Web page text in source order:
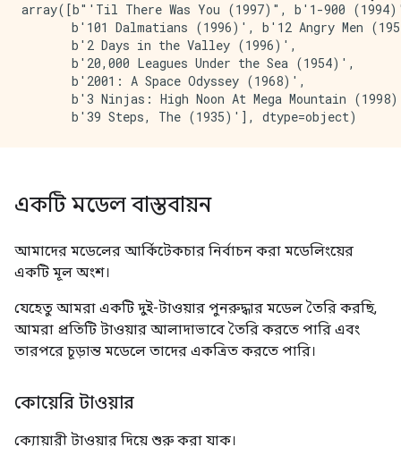
array([b"'Til There Was You (1997)", b'1-900
b'101 Dalmatians (1996)', b'12 Angry Men
       b'2 Days in the Valley (1996)',
       b'20,000 Leagues Under the Sea (1954)',
       b'2001: A Space Odyssey (1968)',
b'3 Ninjas: High Noon At Mega Mountain
একটি মডেল বাস্তবায়ন
আমাদের মডেলের আর্কিটেকচার নির্বাচন করা মডেলিংয়ের
একটি মূল অংশ।
যেহেতু আমরা একটি দুই-টাওয়ার পুনরুদ্ধার মডেল তৈরি করছি,
আমরা প্রতিটি টাওয়ার আলাদাভাবে তৈরি করতে পারি এবং
তারপরে চূড়ান্ত মডেলে তাদের একত্রিত করতে পারি।
কোয়েরি টাওয়ার
ক্যোয়ারী টাওয়ার দিয়ে শুরু করা যাক।